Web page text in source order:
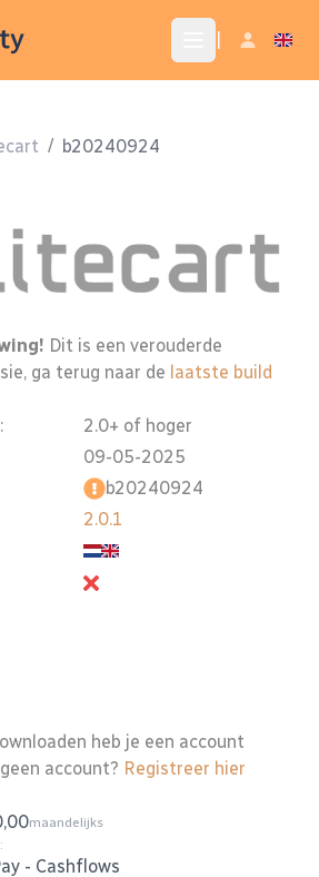
/ b20240924
Dit is een verouderde
ga terug naar de laatste build
2.0+ of hoger
09-05-2025
b20240924
2.0.1
heb je een account
account? Registreer hier
maandelijks
- Cashflows